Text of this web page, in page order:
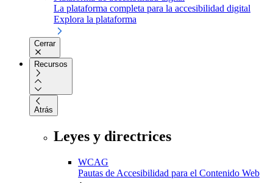
La plataforma completa para la accesibilidad digital
Explora la plataforma
Cerrar
Recursos
Atrás
Leyes y directrices
WCAG
Pautas de Accesibilidad para el Contenido Web